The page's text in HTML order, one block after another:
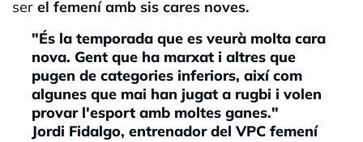
ser el femení amb sis cares noves.
"És la temporada que es veurà molta cara
nova. Gent que ha marxat i altres que
pugen de categories inferiors, així com
algunes que mai han jugat a rugbi i volen
provar l'esport amb moltes ganes."
Jordi Fidalgo, entrenador del VPC femení